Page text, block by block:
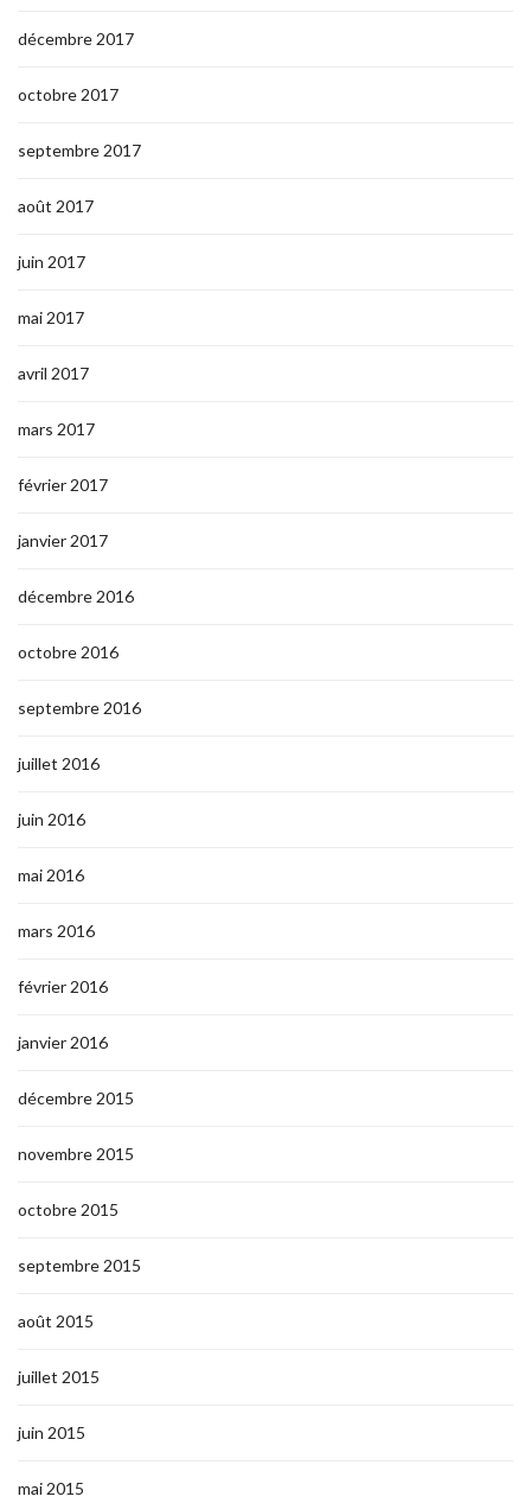
décembre 2017
octobre 2017
septembre 2017
août 2017
juin 2017
mai 2017
avril 2017
mars 2017
février 2017
janvier 2017
décembre 2016
octobre 2016
septembre 2016
juillet 2016
juin 2016
mai 2016
mars 2016
février 2016
janvier 2016
décembre 2015
novembre 2015
octobre 2015
septembre 2015
août 2015
juillet 2015
juin 2015
mai 2015